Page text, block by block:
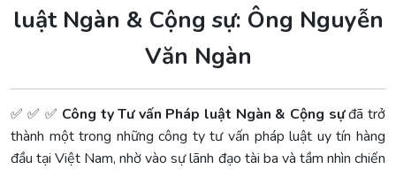
luật Ngàn & Cộng sự: Ông Nguyễn
Văn Ngàn
✅ ✅ ✅ Công ty Tư vấn Pháp luật Ngàn & Cộng sựđã trở
thành một trong những công ty tư vấn pháp luật uy tín hàng
đầu tại Việt Nam, nhờ vào sự lãnh đạo tài ba và tầm nhìn chiến